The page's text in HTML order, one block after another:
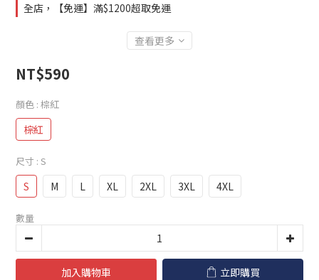
全店，【免運】滿$1200超取免運
查看更多
NT$590
顏色 : 棕紅
棕紅
尺寸 : S
S M L XL 2XL 3XL 4XL
數量
加入購物車 立即購買